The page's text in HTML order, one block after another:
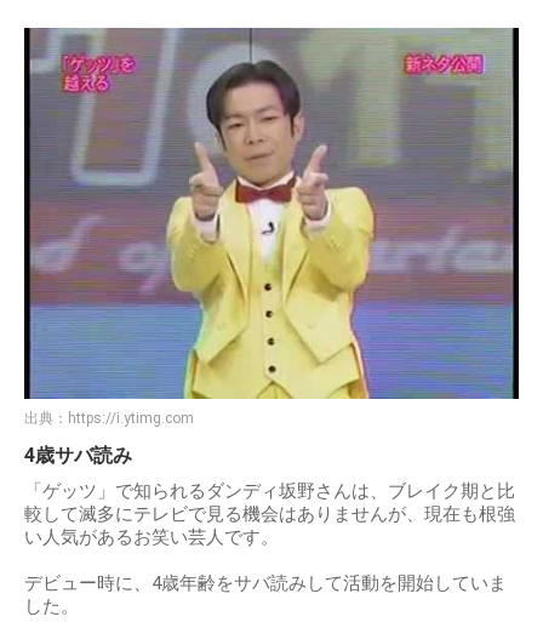
出典： https://i.ytimg.com
4歳サバ読み
「ゲッツ」で知られるダンディ坂野さんは、ブレイク期と比
較して滅多にテレビで見る機会はありませんが、現在も根強
い人気があるお笑い芸人です。
デビュー時に、4歳年齢をサバ読みして活動を開始していま
した。